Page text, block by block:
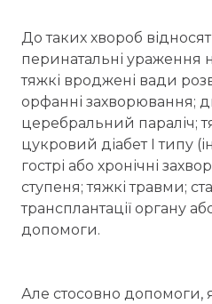
До таких хвороб
перинатальні ураження
тяжкі вроджені вади
орфанні захворювання;
церебральний параліч;
цукровий діабет I типу
гострі або хронічні
ступеня; тяжкі травми;
трансплантації органу
допомоги.
Але стосовно допомоги,